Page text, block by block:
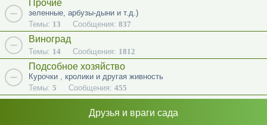
Прочие
зеленные, арбузы-дыни и т.д.)
Темы: 13 Сообщения: 837
Виноград
Темы: 14 Сообщения: 1812
Подсобное хозяйство
Курочки , кролики и другая живность
Темы: 5 Сообщения: 455
Друзья и враги сада